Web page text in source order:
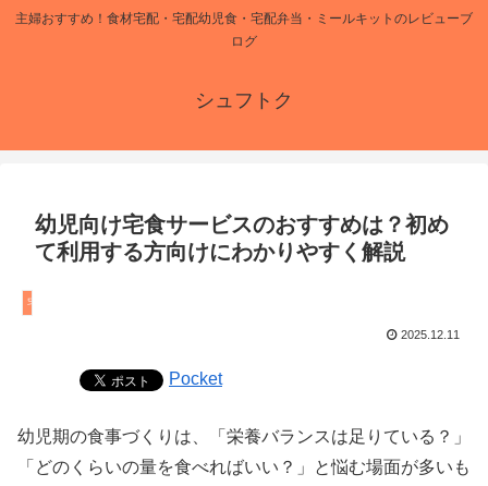
主婦おすすめ！食材宅配・宅配幼児食・宅配弁当・ミールキットのレビューブ
ログ
シュフトク
幼児向け宅食サービスのおすすめは？初め
て利用する方向けにわかりやすく解説
宅食
2025.12.11
Pocket
幼児期の食事づくりは、「栄養バランスは足りている？」
「どのくらいの量を食べればいい？」と悩む場面が多いも